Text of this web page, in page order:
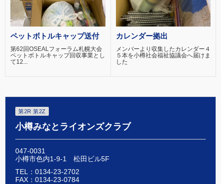
ペットボトルキャップ送付
第62回OSEALフォーラム札幌大会
ペットボトルキャップ回収事業とし
て12...
カレンダー拠出
メンバーより収集したカレンダー４
５本を小樽社会福祉協議会へ届けま
した
第2R 第2Z
小樽みなとライオンズクラブ
047-0031
小樽市色内1-9-1 松田ビル5F
TEL：0134-23-2702
FAX：0134-23-0784